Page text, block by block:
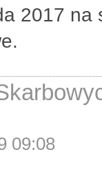
2017 na
09:08